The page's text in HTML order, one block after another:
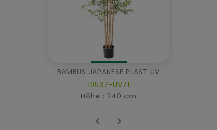
BAMBUS JAPANESE PLAST UV
10537-UV71
Höhe : 240 cm
 